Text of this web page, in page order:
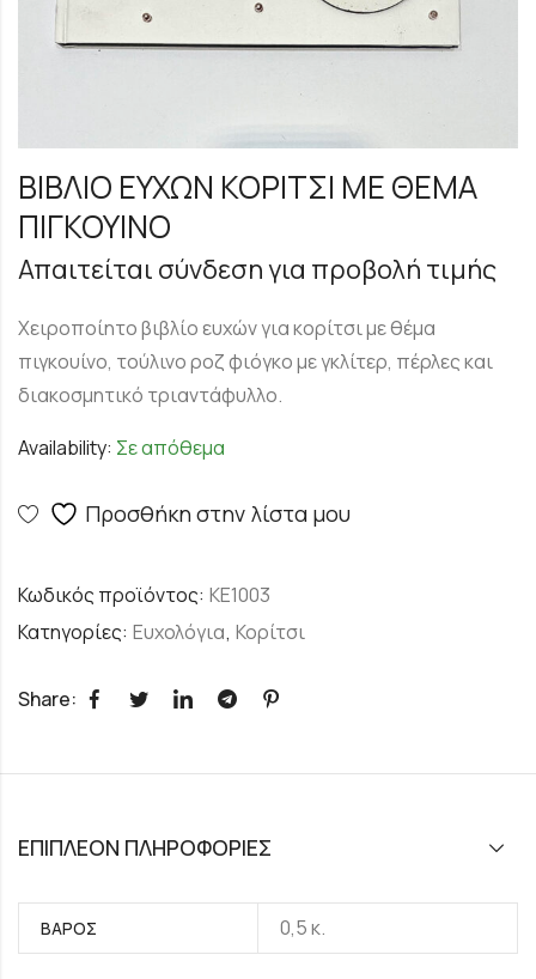
ΒΙΒΛΙΟ ΕΥΧΩΝ ΚΟΡΙΤΣΙ ΜΕ ΘΕΜΑ
ΠΙΓΚΟΥΙΝΟ
Απαιτείται σύνδεση για προβολή τιμής
Χειροποίητο βιβλίο ευχών για κορίτσι με θέμα
πιγκουίνο, τούλινο ροζ φιόγκο με γκλίτερ, πέρλες και
διακοσμητικό τριαντάφυλλο.
Availability: Σε απόθεμα
Προσθήκη στην λίστα μου
Κωδικός προϊόντος: ΚΕ1003
Κατηγορίες: Ευχολόγια, Κορίτσι
Share:
ΕΠΙΠΛΈΟΝ ΠΛΗΡΟΦΟΡΊΕΣ
ΒΆΡΟΣ 0,5 κ.